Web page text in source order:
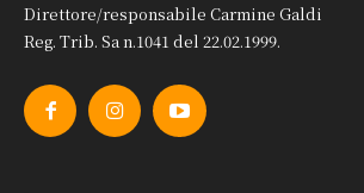
Direttore/responsabile Carmine Galdi
Reg. Trib. Sa n.1041 del 22.02.1999.